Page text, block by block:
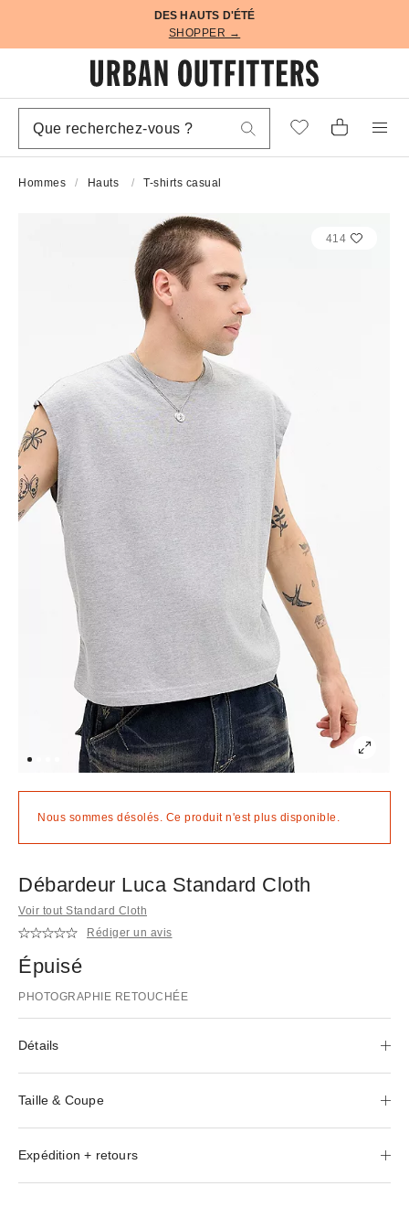
DES HAUTS D'ÉTÉ
SHOPPER →
Hommes Hauts T-shirts casual
414
Nous sommes désolés. Ce produit n'est plus disponible.
Débardeur Luca Standard Cloth
Voir tout Standard Cloth
Rédiger un avis
Épuisé
PHOTOGRAPHIE RETOUCHÉE
Détails
Taille & Coupe
Expédition + retours